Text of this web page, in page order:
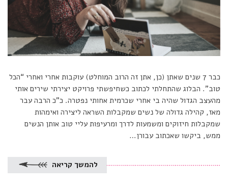
כבר 7 שנים שאתן (כן, אתן זה הרוב המוחלט) עוקבות אחרי ואחרי “הכל
טוב”. הבלוג שהתחלתי לכתוב כשחיפשתי פרויקט יצירתי שירים אותי
מהעצב הגדול שהיה בי אחרי שכרמית אחותי נפטרה. כ”כ הרבה עבר
מאז, קהילה גדולה של נשים שמקבלות השראה ליצירה ואימהות
שמקבלות חיזוקים ומשמעות לדרך ומרעיפות עליי טוב אותן הנשים
ממש, ביקשו שאכתוב עבורן…
להמשך קריאה